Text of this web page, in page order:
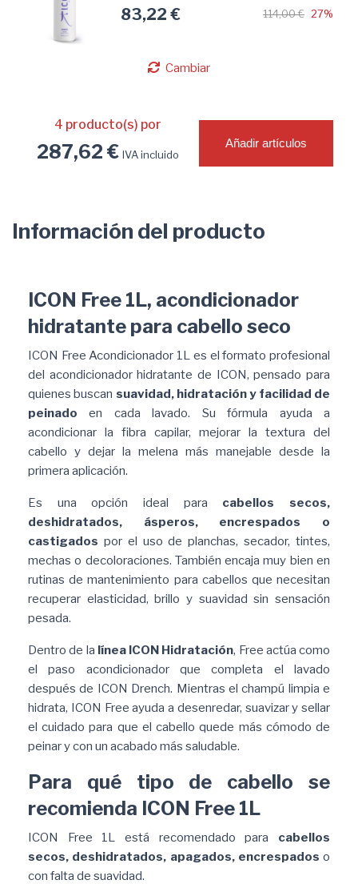
83,22 € 114,00 € 27%
Cambiar
4 producto(s) por
287,62 € IVA incluido
Añadir artículos
Información del producto
ICON Free 1L, acondicionador
hidratante para cabello seco
ICON Free Acondicionador 1L es el formato profesional
del acondicionador hidratante de ICON, pensado para
quienes buscan suavidad, hidratación y facilidad de
peinado en cada lavado. Su fórmula ayuda a
acondicionar la fibra capilar, mejorar la textura del
cabello y dejar la melena más manejable desde la
primera aplicación.
Es una opción ideal para cabellos secos,
deshidratados, ásperos, encrespados o
castigados por el uso de planchas, secador, tintes,
mechas o decoloraciones. También encaja muy bien en
rutinas de mantenimiento para cabellos que necesitan
recuperar elasticidad, brillo y suavidad sin sensación
pesada.
Dentro de la línea ICON Hidratación, Free actúa como
el paso acondicionador que completa el lavado
después de ICON Drench. Mientras el champú limpia e
hidrata, ICON Free ayuda a desenredar, suavizar y sellar
el cuidado para que el cabello quede más cómodo de
peinar y con un acabado más saludable.
Para qué tipo de cabello se
recomienda ICON Free 1L
ICON Free 1L está recomendado para cabellos
secos, deshidratados, apagados, encrespados o
con falta de suavidad.